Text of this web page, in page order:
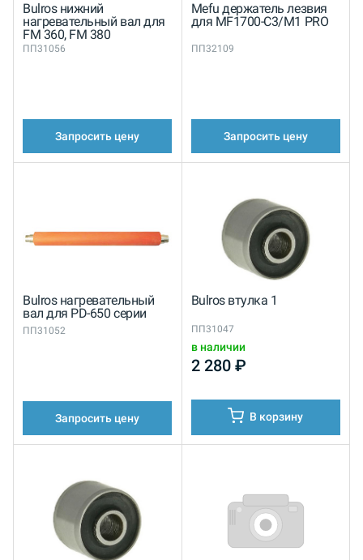
Bulros нижний
нагревательный вал для
FM 360, FM 380
ПП31056
Запросить цену
Mefu держатель лезвия
для MF1700-C3/M1 PRO
ПП32109
Запросить цену
Bulros нагревательный
вал для PD-650 серии
ПП31052
Запросить цену
Bulros втулка 1
ПП31047
в наличии
2 280 ₽
В корзину